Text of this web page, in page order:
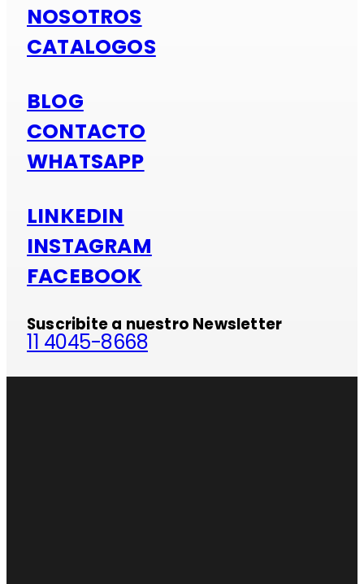
NOSOTROS
CATALOGOS
BLOG
CONTACTO
WHATSAPP
LINKEDIN
INSTAGRAM
FACEBOOK
Suscribite a nuestro Newsletter
11 4045-8668